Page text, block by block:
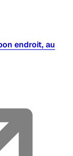
endroit, au